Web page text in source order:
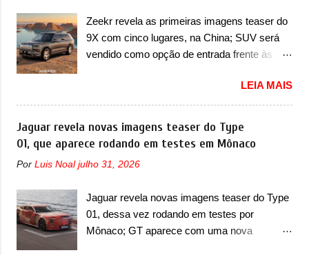
possui um espaço para a placa novo abaixo
do vinco e uma nova entrada de ar inferio...
Equipada com um motor híbrido plug-in
(PHEV), a nova minivan vai colocar a marca
para concorrer com uma série de outras
segmento ainda continua bastante vivo (e
com várias opções). Em termos de design, a
Xia se destaca por trazer uma dianteira com
faróis retangulares e inclinados. Os faróis
possuem projetores em LED e uma parte
na parte superior dos faróis. Essas luzes se
conectam entre si por meio de uma barra em
LED que passa abaixo da barra prateada que
Zeekr revela as primeiras imagens teaser do
9X com cinco lugares, na China; SUV será
vendido como opção de entrada frente às
lançamento de uma configuração mais
simples para os interessados no 9X, na
China. O SUV topo de linha da marca poderá
ser vendido com uma opção de cinco
configuração de lançamento do SUV, de seis
(2+2+2). Agora, o maior SUV da marca será
vendido com uma configuração padrão, de
cinco lugares (2+3), que entrou em regime de
LEIA MAIS
Jaguar revela novas imagens teaser do Type
01, que aparece rodando em testes em Mônaco
Por Luis Noal julho 31, 2026
Jaguar revela novas imagens teaser do Type
01, dessa vez rodando em testes por
Mônaco; GT aparece com uma nova